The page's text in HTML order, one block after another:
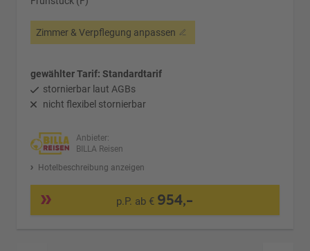
Zimmer & Verpflegung anpassen
gewählter Tarif: Standardtarif
stornierbar laut AGBs
nicht flexibel stornierbar
Anbieter:
BILLA Reisen
Hotelbeschreibung anzeigen
p.P. ab € 954,-